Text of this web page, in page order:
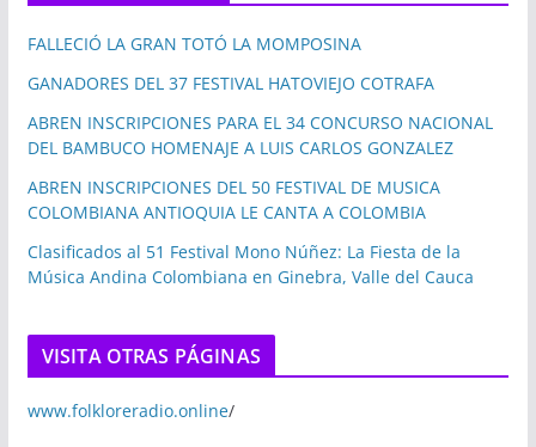
FALLECIÓ LA GRAN TOTÓ LA MOMPOSINA
GANADORES DEL 37 FESTIVAL HATOVIEJO COTRAFA
ABREN INSCRIPCIONES PARA EL 34 CONCURSO NACIONAL
DEL BAMBUCO HOMENAJE A LUIS CARLOS GONZALEZ
ABREN INSCRIPCIONES DEL 50 FESTIVAL DE MUSICA
COLOMBIANA ANTIOQUIA LE CANTA A COLOMBIA
Clasificados al 51 Festival Mono Núñez: La Fiesta de la
Música Andina Colombiana en Ginebra, Valle del Cauca
VISITA OTRAS PÁGINAS
www.folkloreradio.online/